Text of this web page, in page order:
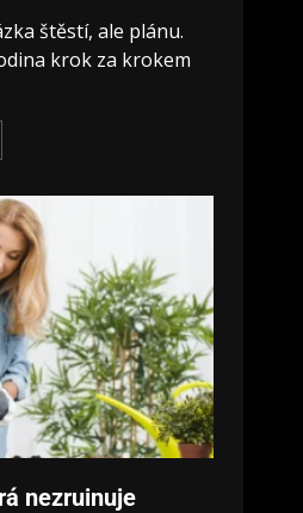
štěstí, ale plánu.
krok za krokem
nezruinuje